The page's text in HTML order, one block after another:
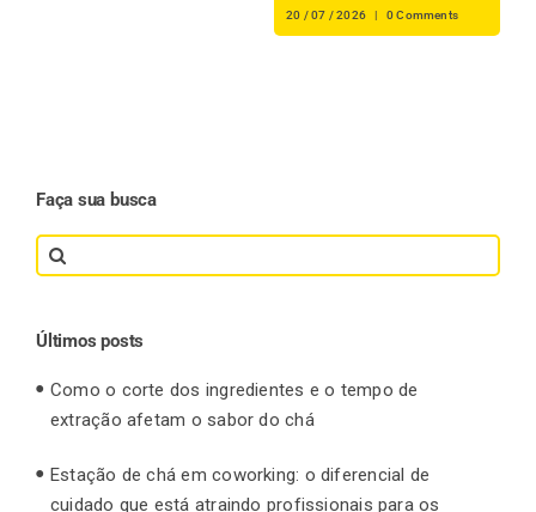
20 / 07 / 2026 | 0 Comments
Faça sua busca
Search
for:
Últimos posts
Como o corte dos ingredientes e o tempo de
extração afetam o sabor do chá
Estação de chá em coworking: o diferencial de
cuidado que está atraindo profissionais para os